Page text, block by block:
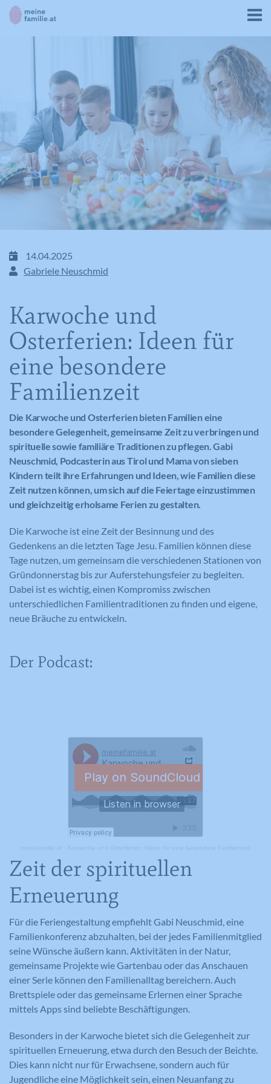
14.04.2025
Gabriele Neuschmid
Karwoche und
Osterferien: Ideen für
eine besondere
Familienzeit
Die Karwoche und Osterferien bieten Familien eine
besondere Gelegenheit, gemeinsame Zeit zu verbringen und
spirituelle sowie familiäre Traditionen zu pflegen. Gabi
Neuschmid, Podcasterin aus Tirol und Mama von sieben
Kindern teilt ihre Erfahrungen und Ideen, wie Familien diese
Zeit nutzen können, um sich auf die Feiertage einzustimmen
und gleichzeitig erholsame Ferien zu gestalten.
Die Karwoche ist eine Zeit der Besinnung und des
Gedenkens an die letzten Tage Jesu. Familien können diese
Tage nutzen, um gemeinsam die verschiedenen Stationen von
Gründonnerstag bis zur Auferstehungsfeier zu begleiten.
Dabei ist es wichtig, einen Kompromiss zwischen
unterschiedlichen Familientraditionen zu finden und eigene,
neue Bräuche zu entwickeln.
Der Podcast:
Zeit der spirituellen
Erneuerung
Für die Feriengestaltung empfiehlt Gabi Neuschmid, eine
Familienkonferenz abzuhalten, bei der jedes Familienmitglied
seine Wünsche äußern kann. Aktivitäten in der Natur,
gemeinsame Projekte wie Gartenbau oder das Anschauen
einer Serie können den Familienalltag bereichern. Auch
Brettspiele oder das gemeinsame Erlernen einer Sprache
mittels Apps sind beliebte Beschäftigungen.
Besonders in der Karwoche bietet sich die Gelegenheit zur
spirituellen Erneuerung, etwa durch den Besuch der Beichte.
Dies kann nicht nur für Erwachsene, sondern auch für
Jugendliche eine Möglichkeit sein, einen Neuanfang zu